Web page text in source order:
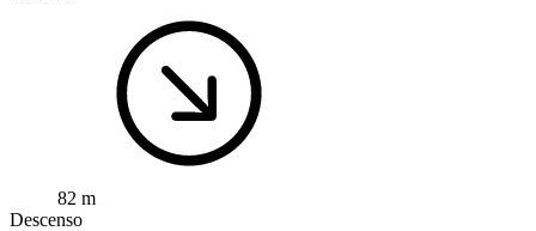
82 m
Descenso